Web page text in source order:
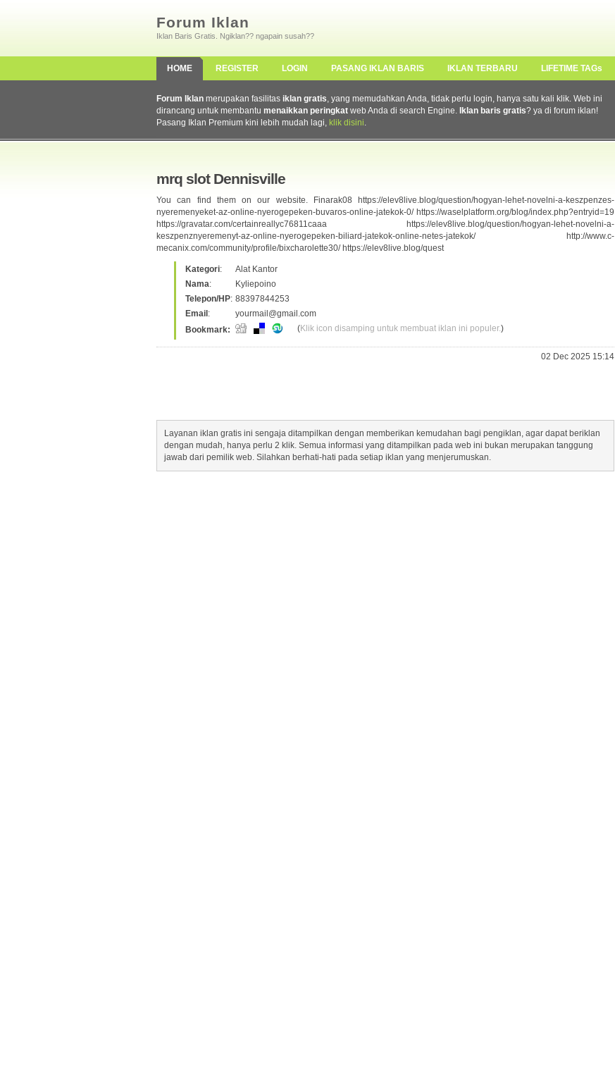
Forum Iklan
Iklan Baris Gratis. Ngiklan?? ngapain susah??
HOME REGISTER LOGIN PASANG IKLAN BARIS IKLAN TERBARU LIFETIME TAGs
Forum Iklan merupakan fasilitas iklan gratis, yang memudahkan Anda, tidak perlu login, hanya satu kali klik. Web ini
dirancang untuk membantu menaikkan peringkat web Anda di search Engine. Iklan baris gratis? ya di forum iklan!
Pasang Iklan Premium kini lebih mudah lagi, klik disini.
mrq slot Dennisville
You can find them on our website. Finarak08 https://elev8live.blog/question/hogyan-lehet-novelni-a-keszpenzes-
nyeremenyeket-az-online-nyerogepeken-buvaros-online-jatekok-0/ https://waselplatform.org/blog/index.php?entryid=19
https://gravatar.com/certainreallyc76811caaa https://elev8live.blog/question/hogyan-lehet-novelni-a-
keszpenznyeremenyt-az-online-nyerogepeken-biliard-jatekok-online-netes-jatekok/ http://www.c-
mecanix.com/community/profile/bixcharolette30/ https://elev8live.blog/quest
Kategori:
Alat Kantor
Nama:
Kyliepoino
Telepon/HP: 88397844253
Email :
yourmail@gmail.com
Bookmark:
(Klik icon disamping untuk membuat iklan ini populer.)
02 Dec 2025 15:14
Layanan iklan gratis ini sengaja ditampilkan dengan memberikan kemudahan bagi pengiklan, agar dapat beriklan
dengan mudah, hanya perlu 2 klik. Semua informasi yang ditampilkan pada web ini bukan merupakan tanggung
jawab dari pemilik web. Silahkan berhati-hati pada setiap iklan yang menjerumuskan.